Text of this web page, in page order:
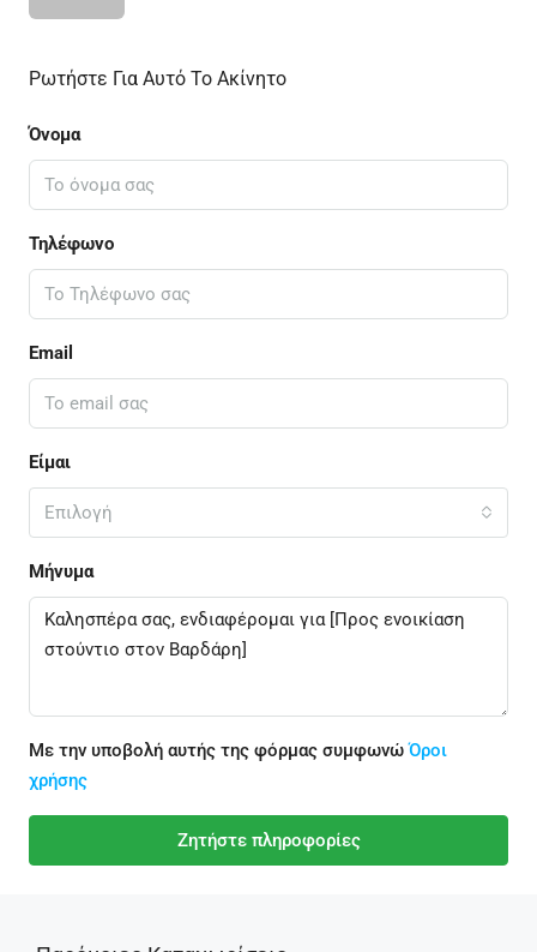
Ρωτήστε Για Αυτό Το Ακίνητο
Όνομα
Τηλέφωνο
Email
Είμαι
Επιλογή
Μήνυμα
Με την υποβολή αυτής της φόρμας συμφωνώΌροι
χρήσης
Ζητήστε πληροφορίες